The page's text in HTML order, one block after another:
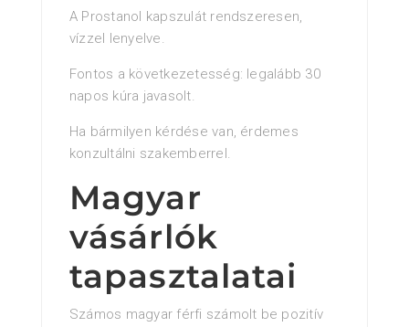
A Prostanol kapszulát rendszeresen,
vízzel lenyelve.
Fontos a következetesség: legalább 30
napos kúra javasolt.
Ha bármilyen kérdése van, érdemes
konzultálni szakemberrel.
Magyar
vásárlók
tapasztalatai
Számos magyar férfi számolt be pozitív